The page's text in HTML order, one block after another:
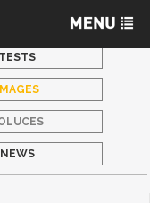
TESTS
IMAGES
NEWS